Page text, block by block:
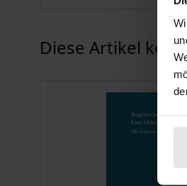
Karussell überspringen
Diese Artikel